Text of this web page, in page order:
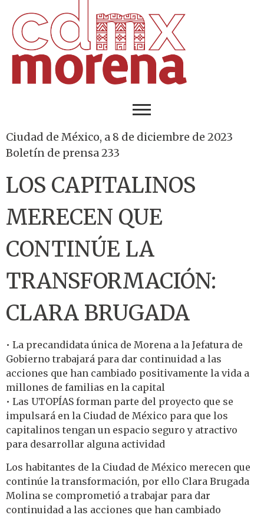
Ciudad de México, a 8 de diciembre de 2023
Boletín de prensa 233
LOS CAPITALINOS
MERECEN QUE
CONTINÚE LA
TRANSFORMACIÓN:
CLARA BRUGADA
• La precandidata única de Morena a la Jefatura de
Gobierno trabajará para dar continuidad a las
acciones que han cambiado positivamente la vida a
millones de familias en la capital
• Las UTOPÍAS forman parte del proyecto que se
impulsará en la Ciudad de México para que los
capitalinos tengan un espacio seguro y atractivo
para desarrollar alguna actividad
Los habitantes de la Ciudad de México merecen que
continúe la transformación, por ello Clara Brugada
Molina se comprometió a trabajar para dar
continuidad a las acciones que han cambiado